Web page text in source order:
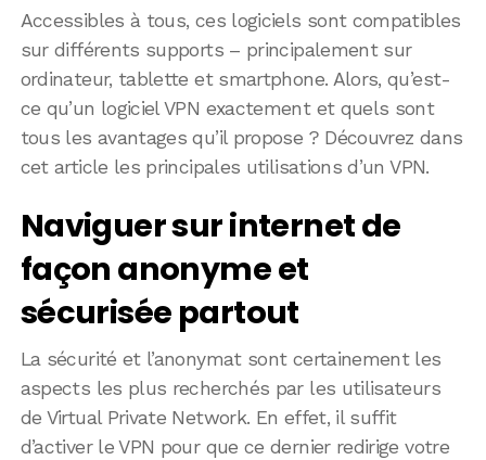
Accessibles à tous, ces logiciels sont compatibles
sur différents supports – principalement sur
ordinateur, tablette et smartphone. Alors, qu’est-
ce qu’un logiciel VPN exactement et quels sont
tous les avantages qu’il propose ? Découvrez dans
cet article les principales utilisations d’un VPN.
Naviguer sur internet de
façon anonyme et
sécurisée partout
La sécurité et l’anonymat sont certainement les
aspects les plus recherchés par les utilisateurs
de Virtual Private Network. En effet, il suffit
d’activer le VPN pour que ce dernier redirige votre